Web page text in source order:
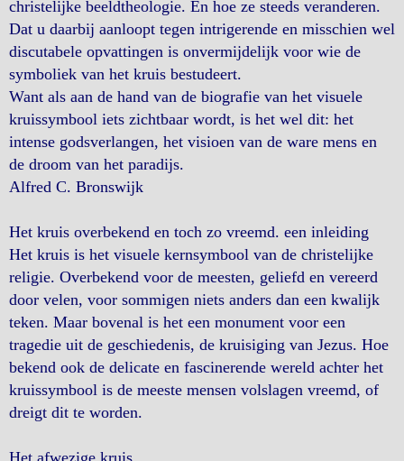
christelijke beeldtheologie. En hoe ze steeds veranderen.
Dat u daarbij aanloopt tegen intrigerende en misschien wel
discutabele opvattingen is onvermijdelijk voor wie de
symboliek van het kruis bestudeert.
Want als aan de hand van de biografie van het visuele
kruissymbool iets zichtbaar wordt, is het wel dit: het
intense godsverlangen, het visioen van de ware mens en
de droom van het paradijs.
Alfred C. Bronswijk
Het kruis overbekend en toch zo vreemd. een inleiding
Het kruis is het visuele kernsymbool van de christelijke
religie. Overbekend voor de meesten, geliefd en vereerd
door velen, voor sommigen niets anders dan een kwalijk
teken. Maar bovenal is het een monument voor een
tragedie uit de geschiedenis, de kruisiging van Jezus. Hoe
bekend ook de delicate en fascinerende wereld achter het
kruissymbool is de meeste mensen volslagen vreemd, of
dreigt dit te worden.
Het afwezige kruis